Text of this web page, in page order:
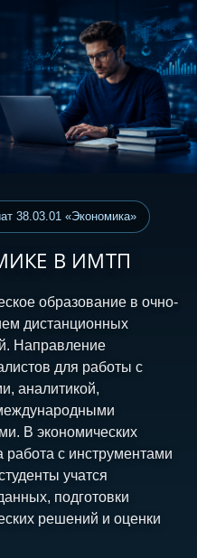
38.03.01 «Экономика»
В ИМТП
образование в очно-
дистанционных
Направление
для работы с
аналитикой,
В экономических
с инструментами
учатся
подготовки
решений и оценки